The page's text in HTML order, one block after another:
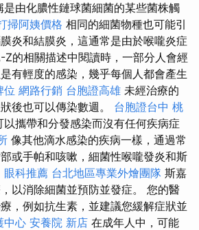
是由化膿性鏈球菌細菌的某些菌株觸
掃阿姨價格 相同的細菌物種也可能引
炎和結膜炎，這通常是由於喉嚨炎症
Z的相關描述中閱讀時，一部分人會經
有輕度的感染，幾乎每個人都會產生
位 網路行銷 台胞證高雄 未經治療的
後也可以傳染數週。 台胞證台中 桃
以攜帶和分發感染而沒有任何疾病症
像其他滴水感染的疾病一樣，通過常
或手帕和咳嗽，細菌性喉嚨發炎和斯
眼科推薦 台北地區專業外燴團隊 斯嘉
以消除細菌並預防並發症。 您的醫
，例如抗生素，並建議您緩解症狀並
中心 安養院 新店 在成年人中，可能